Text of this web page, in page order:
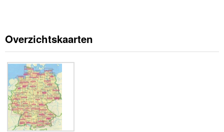
Overzichtskaarten